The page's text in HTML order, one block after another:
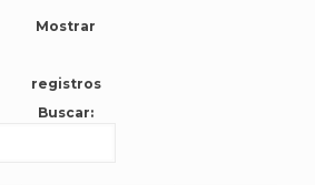
Mostrar
registros
Buscar: